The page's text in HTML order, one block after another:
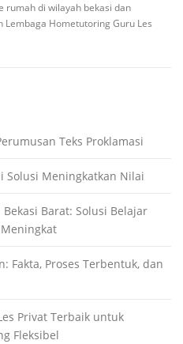
rumah di wilayah bekasi dan
Lembaga Hometutoring Guru Les
Teks Proklamasi
Solusi Meningkatkan Nilai
Barat: Solusi Belajar
Fakta, Proses Terbentuk, dan
Privat Terbaik untuk
Fleksibel